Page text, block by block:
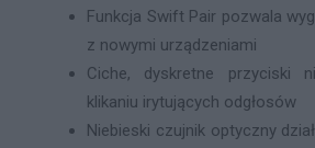
Funkcja Swift Pair pozwala
z nowymi urządzeniami
Ciche, dyskretne przyciski
klikaniu irytujących odgłosów
Niebieski czujnik optyczny